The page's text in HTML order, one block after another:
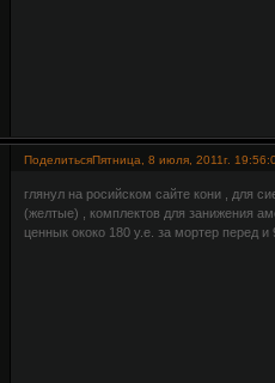
ПоделитьсяПятница, 8 июля, 2011г.
глянул на росийском сайте кони , для
(желтые) , комплектов для занижения
ценнык ококо 180 у.е. за мортер перед и